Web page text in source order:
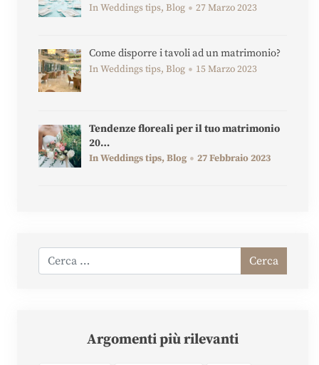
In Weddings tips, Blog 27 Marzo 2023
Come disporre i tavoli ad un matrimonio?
In Weddings tips, Blog 15 Marzo 2023
Tendenze floreali per il tuo matrimonio
20…
In Weddings tips, Blog 27 Febbraio 2023
Cerca
Argomenti più rilevanti